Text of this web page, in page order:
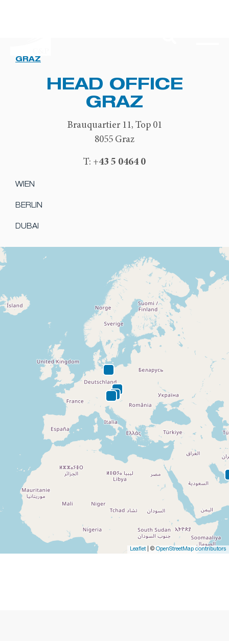
GRAZ
HEAD OFFICE
GRAZ
Brauquartier 11, Top 01
8055 Graz
T: +43 5 0464 0
WIEN
BERLIN
DUBAI
Leaflet| © OpenStreetMap contributors